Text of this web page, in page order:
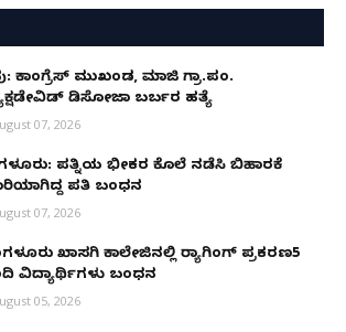
ಕಾಂಗ್ರೆಸ್ ಮುಖಂಡ, ಮಾಜಿ ಗ್ರಾ.ಪಂ.
ಡಿಸೋಜಾ ಬರ್ಬರ ಹತ್ಯೆ
07, 2026
ಪತ್ನಿಯ ಭೀಕರ ಕೊಲೆ ನಡೆಸಿ ಬಿಹಾರಕ್ಕೆ
ಪತಿ ಬಂಧನ
07, 2026
ಖಾಸಗಿ ಕಾಲೇಜಿನಲ್ಲಿ ರ‌್ಯಾಗಿಂಗ್ ಪ್ರಕರಣ5
ವಿದ್ಯಾರ್ಥಿಗಳು ಬಂಧನ
05, 2026